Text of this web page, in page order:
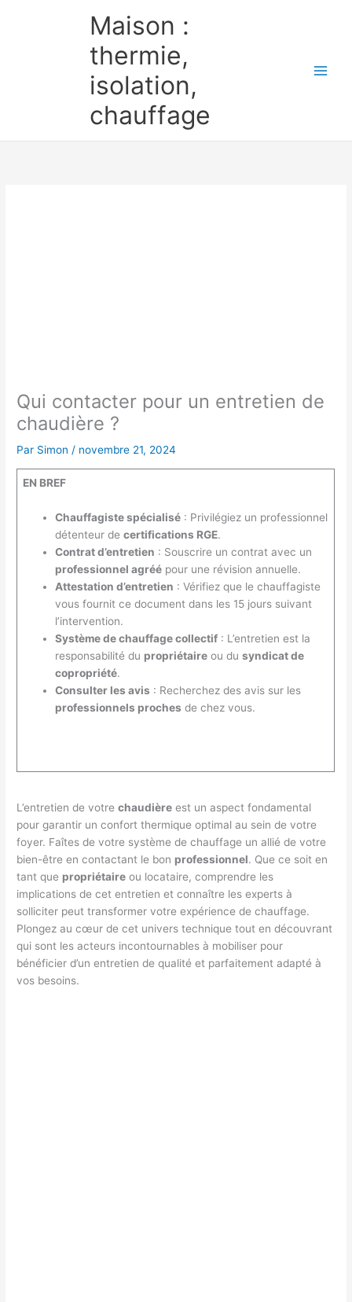
Maison :
thermie,
isolation,
chauffage
Qui contacter pour un entretien de
chaudière ?
Par Simon/ novembre 21, 2024
EN BREF
Chauffagiste spécialisé: Privilégiez un professionnel
détenteur de certifications RGE.
Contrat d’entretien : Souscrire un contrat avec un
professionnel agréépour une révision annuelle.
Attestation d’entretien : Vérifiez que le chauffagiste
vous fournit ce document dans les 15 jours suivant
l’intervention.
Système de chauffage collectif: L’entretien est la
responsabilité du propriétaireou du syndicat de
copropriété.
Consulter les avis : Recherchez des avis sur les
professionnels proches de chez vous.
L’entretien de votrechaudière est un aspect fondamental
pour garantir un confort thermique optimal au sein de votre
foyer. Faîtes de votre système de chauffage un allié de votre
bien-être en contactant le bon professionnel. Que ce soit en
tant que propriétaire ou locataire, comprendre les
implications de cet entretien et connaître les experts à
solliciter peut transformer votre expérience de chauffage.
Plongez au cœur de cet univers technique tout en découvrant
qui sont les acteurs incontournables à mobiliser pour
bénéficier d’un entretien de qualité et parfaitement adapté à
vos besoins.